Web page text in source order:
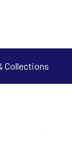
Collections